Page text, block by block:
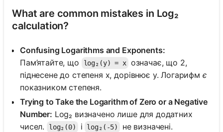
немає
перше
What are common mistakes in Log₂
calculation?
Confusing Logarithms and Exponents:
Пам’ятайте, що
log₂(y) = x означає, що 2,
піднесене до степеня x, дорівнює y. Логарифм є
показником степеня.
Trying to Take the Logarithm of Zero or a Negative
Number: Log₂ визначено лише для додатних
чисел.
log₂(0) і log₂(-5)
не визначені.